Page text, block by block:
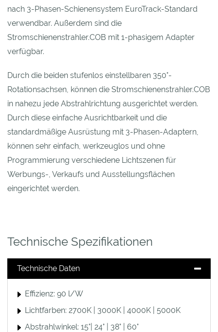
nach 3-Phasen-Schienensystem EuroTrack-Standard
verwendbar. Außerdem sind die
Stromschienenstrahler.COB mit 1-phasigem Adapter
verfügbar.
Durch die beiden stufenlos einstellbaren 350°-
Rotationsachsen, können die Stromschienenstrahler.COB
in nahezu jede Abstrahlrichtung ausgerichtet werden.
Durch diese einfache Ausrichtbarkeit und die
standardmäßige Ausrüstung mit 3-Phasen-Adaptern,
können sehr einfach, werkzeuglos und ohne
Programmierung verschiedene Lichtszenen für
Werbungs-, Verkaufs und Ausstellungsflächen
eingerichtet werden.
Technische Spezifikationen
Technische Daten
Effizienz: 90 l/W
Lichtfarben: 2700K | 3000K | 4000K | 5000K
Abstrahlwinkel: 15°| 24° | 38° | 60°